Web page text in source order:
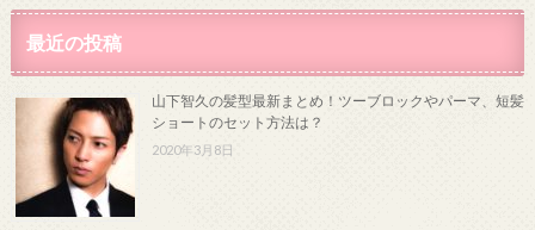
最近の投稿
山下智久の髪型最新まとめ！ツーブロックやパーマ、短髪
ショートのセット方法は？
2020年3月8日